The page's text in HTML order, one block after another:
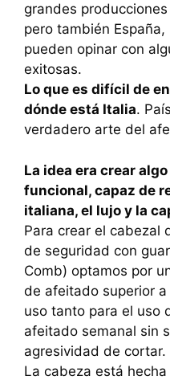
grandes
pero también
pueden opinar con
exitosas.
Lo que es difícil de
dónde está Italia.
verdadero arte del
La idea era crear
funcional, capaz de
italiana, el lujo y la
Para crear el cabezal
de seguridad con
Comb) optamos por
de afeitado superior
uso tanto para el uso
afeitado semanal sin
agresividad de cortar.
La cabeza está